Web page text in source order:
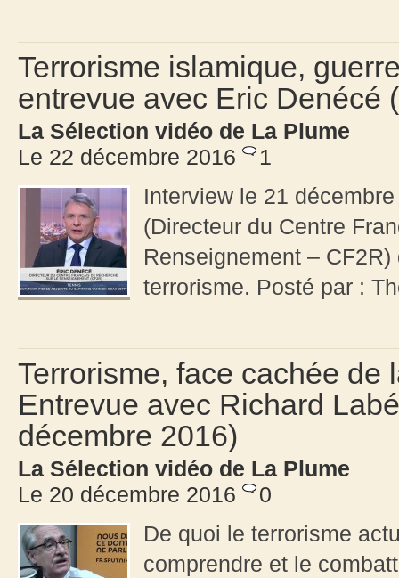
Terrorisme islamique,
entrevue avec Eric Denécé
La Sélection vidéo de La Plume
Le 22 décembre 2016
1
Interview le 21
(Directeur du Centre
Renseignement –
terrorisme. Posté par :
Terrorisme, face cachée de
Entrevue avec Richard
décembre 2016)
La Sélection vidéo de La Plume
Le 20 décembre 2016
0
De quoi le terrorisme
comprendre et le